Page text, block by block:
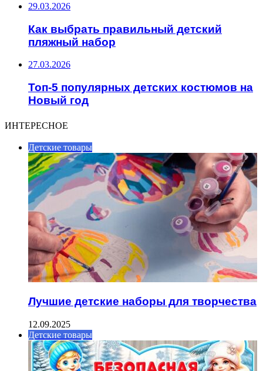
29.03.2026
Как выбрать правильный детский
пляжный набор
27.03.2026
Топ-5 популярных детских костюмов на
Новый год
ИНТЕРЕСНОЕ
Детские товары
Лучшие детские наборы для творчества
12.09.2025
Детские товары